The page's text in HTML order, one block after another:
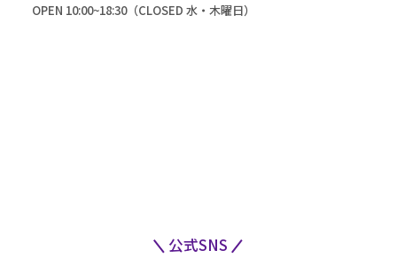
OPEN 10:00~18:30（CLOSED 水・木曜日）
公式SNS